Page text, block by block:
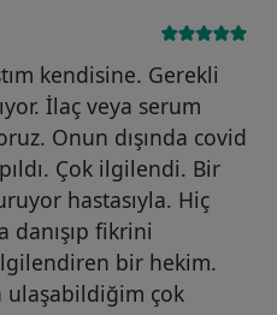
kendisine. Gerekli
İlaç veya serum
Onun dışında covid
Çok ilgilendi. Bir
hastasıyla. Hiç
danışıp fikrini
bir hekim.
ulaşabildiğim çok